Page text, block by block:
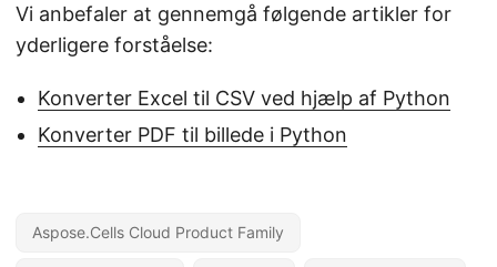
Vi anbefaler at gennemgå følgende artikler for
yderligere forståelse:
Konverter Excel til CSV ved hjælp af Python
Konverter PDF til billede i Python
Aspose.Cells Cloud Product Family